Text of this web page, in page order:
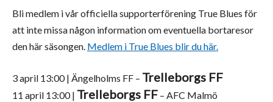
Bli medlem i vår officiella supporterförening True Blues för
att inte missa någon information om eventuella bortaresor
den här säsongen. Medlem i True Blues blir du här.
3 april 13:00 | Ängelholms FF – Trelleborgs FF
11 april 13:00 | Trelleborgs FF – AFC Malmö